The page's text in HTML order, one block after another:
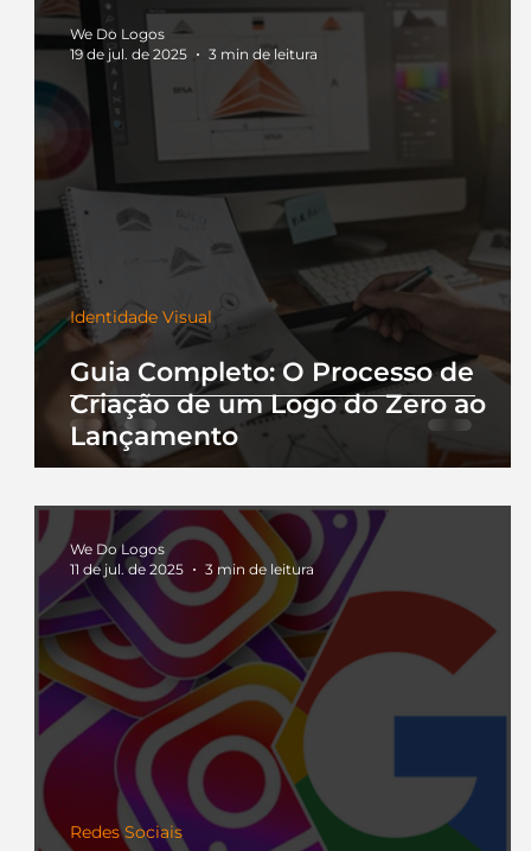
Guia Completo: O Processo de
Criação de um Logo do Zero ao
Lançamento
Identidade Visual
We Do Logos
19 de jul. de 2025
3 min de leitura
Redes Sociais
We Do Logos
11 de jul. de 2025
3 min de leitura